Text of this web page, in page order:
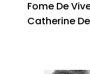
Fome De
Catherine